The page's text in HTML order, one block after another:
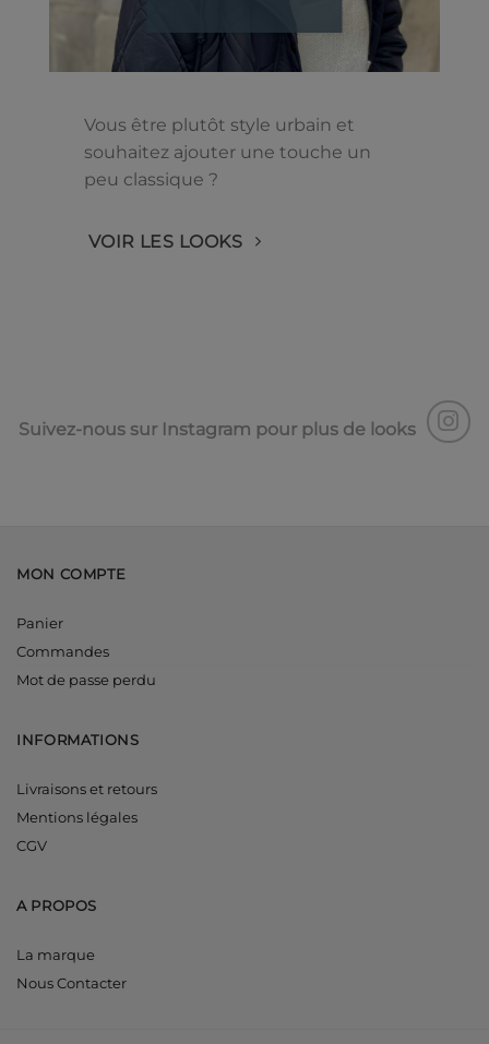
Vous être plutôt style urbain et
souhaitez ajouter une touche un
peu classique ?
VOIR LES LOOKS
Suivez-nous sur Instagram pour plus de looks
MON COMPTE
Panier
Commandes
Mot de passe perdu
INFORMATIONS
Livraisons et retours
Mentions légales
CGV
A PROPOS
La marque
Nous Contacter